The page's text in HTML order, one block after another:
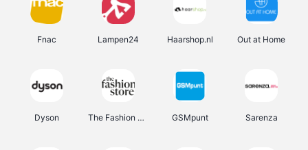
Fnac Lampen24 Haarshop.nl Out at Home
Dyson The Fashion Store GSMpunt Sarenza